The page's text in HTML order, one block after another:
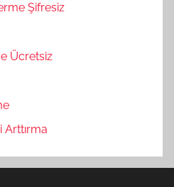
Şifresiz
Ücretsiz
Arttırma